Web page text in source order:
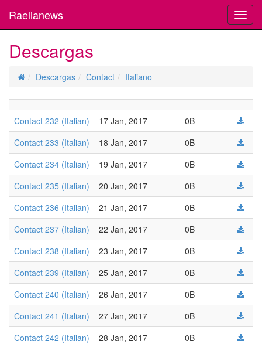
Raelianews
Descargas
Descargas Contact Italiano
Contact 232 (Italian) 17 Jan, 2017
0B
Contact 233 (Italian)
18 Jan, 2017
0B
Contact 234 (Italian)
19 Jan, 2017
0B
Contact 235 (Italian)
20 Jan, 2017
0B
Contact 236 (Italian)
21 Jan, 2017
0B
Contact 237 (Italian)
22 Jan, 2017
0B
Contact 238 (Italian)
23 Jan, 2017
0B
Contact 239 (Italian)
25 Jan, 2017
0B
Contact 240 (Italian)
26 Jan, 2017
0B
Contact 241 (Italian)
27 Jan, 2017
0B
Contact 242 (Italian)
28 Jan, 2017
0B